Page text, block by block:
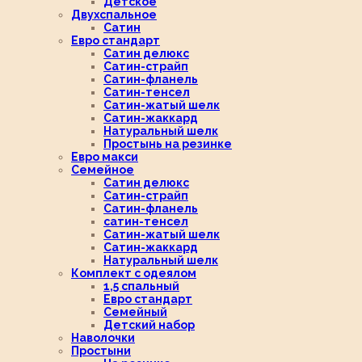
Двухспальное
Сатин
Евро стандарт
Сатин делюкс
Сатин-страйп
Сатин-фланель
Сатин-тенсел
Сатин-жатый шелк
Сатин-жаккард
Натуральный шелк
Простынь на резинке
Евро макси
Семейное
Сатин делюкс
Сатин-страйп
Сатин-фланель
сатин-тенсел
Сатин-жатый шелк
Сатин-жаккард
Натуральный шелк
Комплект с одеялом
1,5 спальный
Евро стандарт
Семейный
Детский набор
Наволочки
Простыни